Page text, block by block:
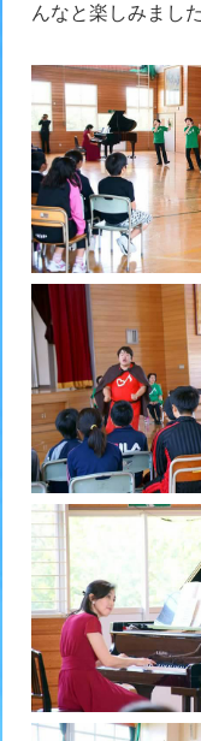
んなと楽しみました